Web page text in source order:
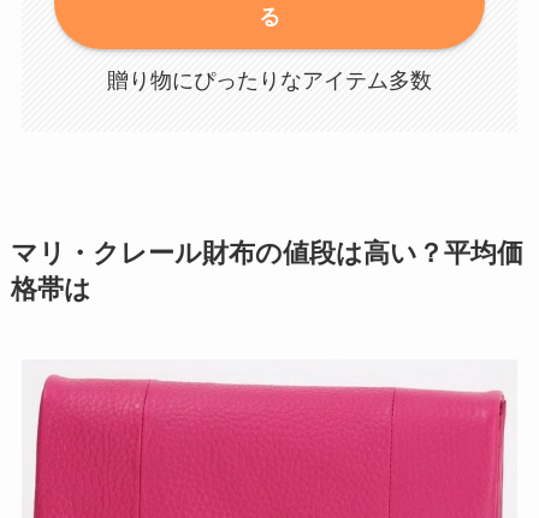
る
贈り物にぴったりなアイテム多数
マリ・クレール財布の値段は高い？平均価
格帯は